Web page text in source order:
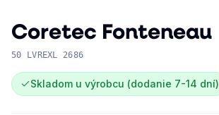
Coretec Fonteneau
50 LVREXL 2686
Skladom u výrobcu (dodanie 7-14 dní)